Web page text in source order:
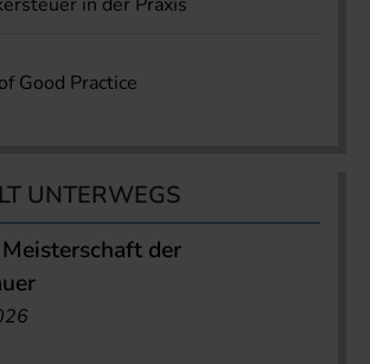
Good Practice
UNTERWEGS
der